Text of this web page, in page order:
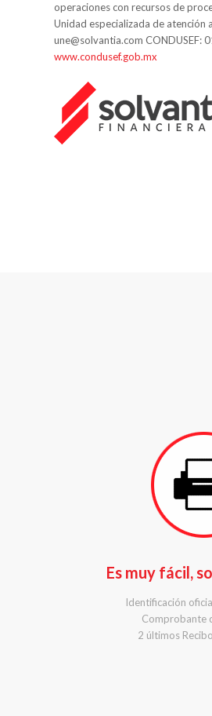
operaciones con recursos de
Unidad especializada de atención
une@solvantia.com
www.condusef.gob.mx
Es muy fácil,
Identificación
Comprobante
2 últimos